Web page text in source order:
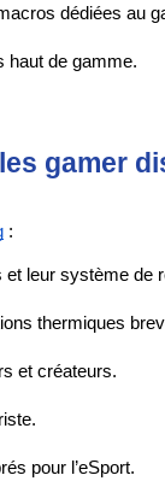
dédiées au
haut de gamme.
gamer
:
leur système de
thermiques
et créateurs.
pour l’eSport.